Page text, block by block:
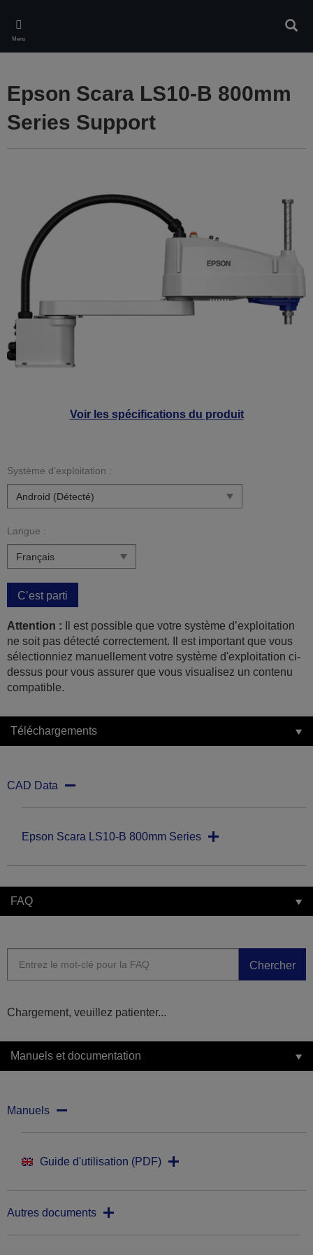
main
content
Menu
Voir les spécifications du produit
Epson Scara LS10-B 800mm
Series Support
Système d’exploitation :
Langue :
C’est parti
Attention : Il est possible que votre système d’exploitation
ne soit pas détecté correctement. Il est important que vous
sélectionniez manuellement votre système d'exploitation ci-
dessus pour vous assurer que vous visualisez un contenu
compatible.
Téléchargements
CAD Data
Epson Scara LS10-B 800mm Series
FAQ
Chercher
Chargement, veuillez patienter...
Manuels et documentation
Manuels
Guide d'utilisation (PDF)
Autres documents